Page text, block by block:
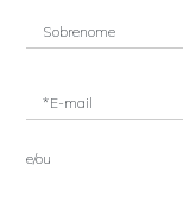
Sobrenome
*E-mail
e/ou